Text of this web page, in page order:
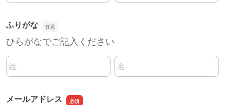
ふりがな
ひらがなでご記入ください
名前の姓 名前の名
メールアドレス